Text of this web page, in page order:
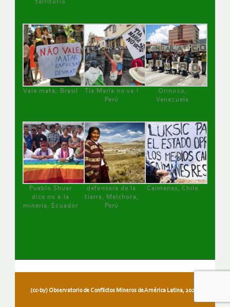
territorio
Vale mata, Brasil
Tía María no va !
Perú
Orinoco,
Venezuela
Pueblo Shuar
dice no a la
minería, Ecuador
defensora de la
tierra, Melchora,
Perú
Caimanes, Chile
(cc-by) Observatorio de Conflictos Mineros de América Latina, 2026